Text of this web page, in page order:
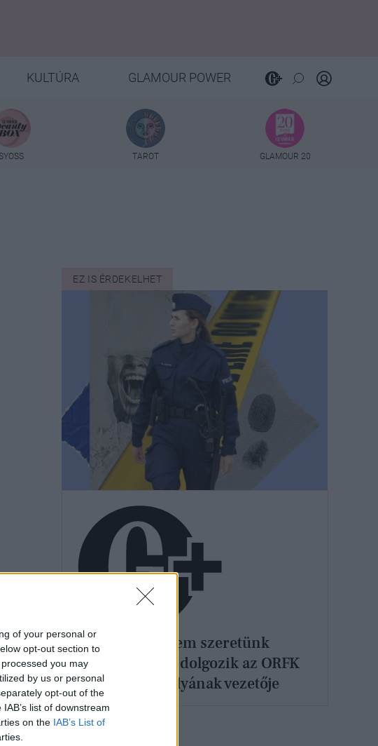
of your personal or
opt-out section to
you may
by us or personal
opt-out of the
list of downstream
on the IAB’s List of
KULTÚRA GLAMOUR POWER
SYOSS TAROT GLAMOUR 20
EZ IS ÉRDEKELHET
„Egyszerűen nem szeretünk
veszíteni” - Így dolgozik az ORFK
Felderítő Osztályának vezetője